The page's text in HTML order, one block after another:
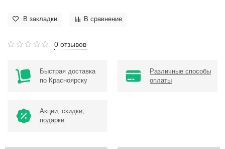
В закладки В сравнение
0 отзывов
Быстрая доставка
по Красноярску
Различные способы
оплаты
Акции, скидки,
подарки